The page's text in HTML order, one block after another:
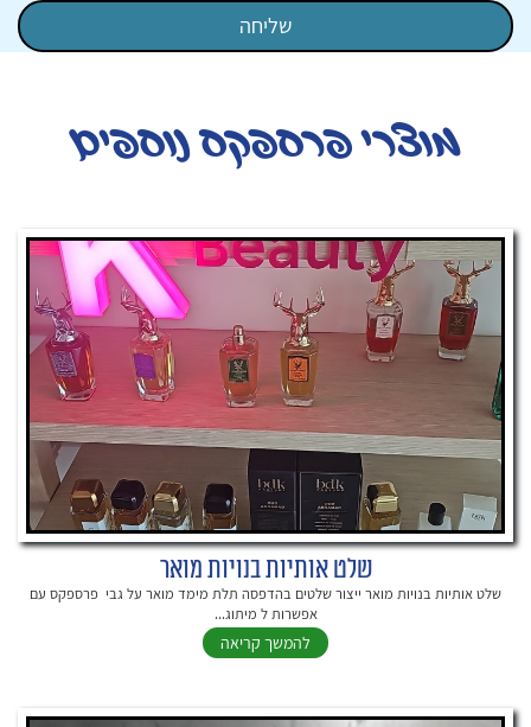
מוצרי פרספקס נוספים
שלט אותיות בנויות מואר
שלט אותיות בנויות מואר ייצור שלטים בהדפסה תלת מימד מואר על גבי פרספקס עם
אפשרות ל מיתוג...
להמשך קריאה